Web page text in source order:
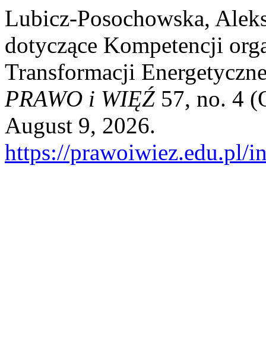
Lubicz-Posochowska,
dotyczące Kompetencji
Transformacji
PRAWO i WIĘŹ 57, no. 4
August 9, 2026.
https://prawoiwiez.edu.pl/